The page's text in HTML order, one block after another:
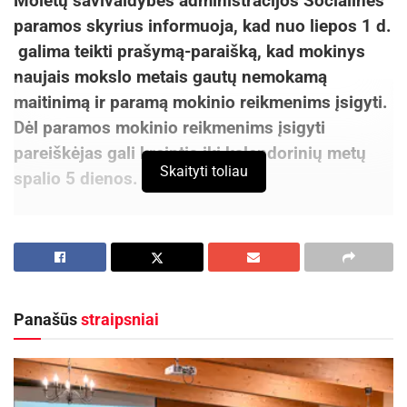
Nereguliarus ciklas, stiprus kraujavimas, fizinis
diskomfortas ar emociniai svyravimai neturi tapti
kasdienybe. Jei jaučiama, kad „kažkas ne taip“ –
būtina pasitikrinti. Laiku atlikti tyrimai padeda
išvengti ilgalaikių sveikatos problemų.
paramos skyrius informuoja, kad nuo liepos 1 d.
galima teikti prašymą-paraišką, kad mokinys
naujais mokslo metais gautų nemokamą
maitinimą ir paramą mokinio reikmenims įsigyti.
Dėl paramos mokinio reikmenims įsigyti
pareiškėjas gali kreiptis iki kalendorinių metų
spalio 5 dienos.
mokosi bendrojo ugdymo mokyklose, profesinio
mokymo įstaigose, ikimokyklinio ugdymo
laisvąjį mokytoją) pagal bendrojo ugdymo
Aktualios naujienos
Skaityti toliau
Panašūsstraipsniai